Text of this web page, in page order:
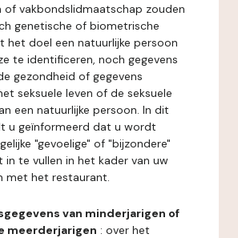
of vakbondslidmaatschap zouden
genetische of biometrische
het doel een natuurlijke persoon
te identificeren, noch gegevens
gezondheid of gegevens
seksuele leven of de seksuele
een natuurlijke persoon. In dit
u geïnformeerd dat u wordt
"gevoelige" of "bijzondere"
in te vullen in het kader van uw
met het restaurant.
van minderjarigen of
meerderjarigen : over het